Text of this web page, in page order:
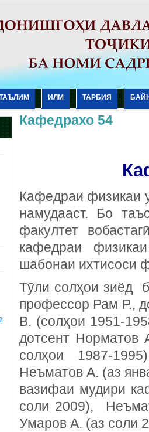
ИЛМ ТАРБИЯ
Кафедрахо 54
Кафедраи физикаи
намудааст. Бо
факултет
кафедраи
шабонаи ихтисоси
Тӯли солҳои зиёд
профессор Рам Р.,
В. (солҳои 1951-
дотсент Норматов
солҳои 1987-
Неъматов А. (аз
вазифаи мудири
соли 2009),
Умаров А. (аз соли